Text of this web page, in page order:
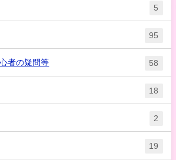
5
95
者の疑問等 58
18
2
19